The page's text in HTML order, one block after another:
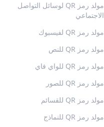
مولد رمز QR لوسائل التواصل
الاجتماعي
مولد رمز QR لفيسبوك
مولد رمز QR للنص
مولد رمز QR للواي فاي
مولد رمز QR للصور
مولد رمز QR للقسائم
مولد رمز QR للنماذج